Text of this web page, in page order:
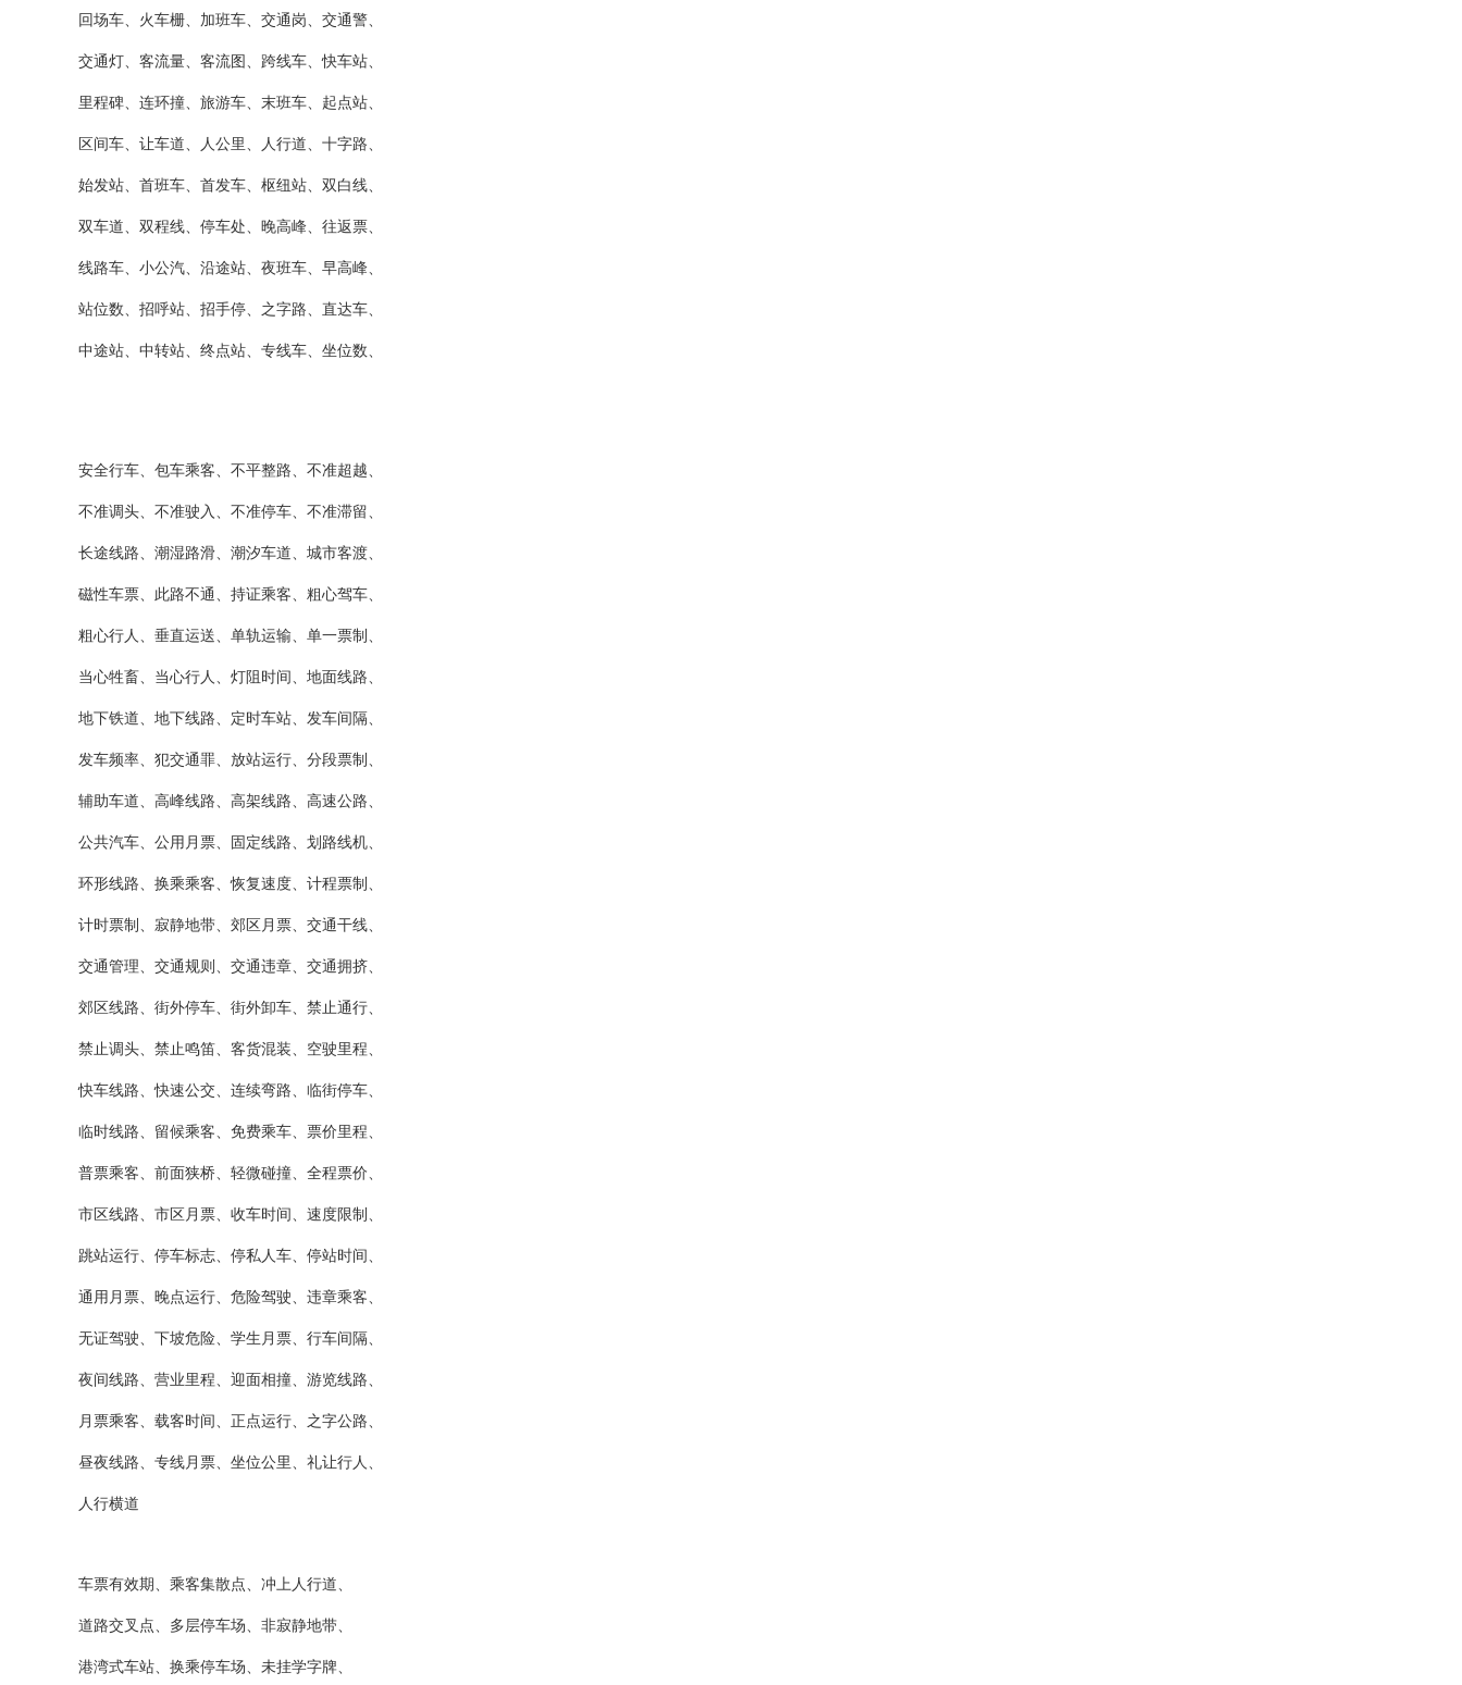
回场车、火车栅、加班车、交通岗、交通警、
交通灯、客流量、客流图、跨线车、快车站、
里程碑、连环撞、旅游车、末班车、起点站、
区间车、让车道、人公里、人行道、十字路、
始发站、首班车、首发车、枢纽站、双白线、
双车道、双程线、停车处、晚高峰、往返票、
线路车、小公汽、沿途站、夜班车、早高峰、
站位数、招呼站、招手停、之字路、直达车、
中途站、中转站、终点站、专线车、坐位数、
安全行车、包车乘客、不平整路、不准超越、
不准调头、不准驶入、不准停车、不准滞留、
长途线路、潮湿路滑、潮汐车道、城市客渡、
磁性车票、此路不通、持证乘客、粗心驾车、
粗心行人、垂直运送、单轨运输、单一票制、
当心牲畜、当心行人、灯阻时间、地面线路、
地下铁道、地下线路、定时车站、发车间隔、
发车频率、犯交通罪、放站运行、分段票制、
辅助车道、高峰线路、高架线路、高速公路、
公共汽车、公用月票、固定线路、划路线机、
环形线路、换乘乘客、恢复速度、计程票制、
计时票制、寂静地带、郊区月票、交通干线、
交通管理、交通规则、交通违章、交通拥挤、
郊区线路、街外停车、街外卸车、禁止通行、
禁止调头、禁止鸣笛、客货混装、空驶里程、
快车线路、快速公交、连续弯路、临街停车、
临时线路、留候乘客、免费乘车、票价里程、
普票乘客、前面狭桥、轻微碰撞、全程票价、
市区线路、市区月票、收车时间、速度限制、
跳站运行、停车标志、停私人车、停站时间、
通用月票、晚点运行、危险驾驶、违章乘客、
无证驾驶、下坡危险、学生月票、行车间隔、
夜间线路、营业里程、迎面相撞、游览线路、
月票乘客、载客时间、正点运行、之字公路、
昼夜线路、专线月票、坐位公里、礼让行人、
人行横道
车票有效期、乘客集散点、冲上人行道、
道路交叉点、多层停车场、非寂静地带、
港湾式车站、换乘停车场、未挂学字牌、